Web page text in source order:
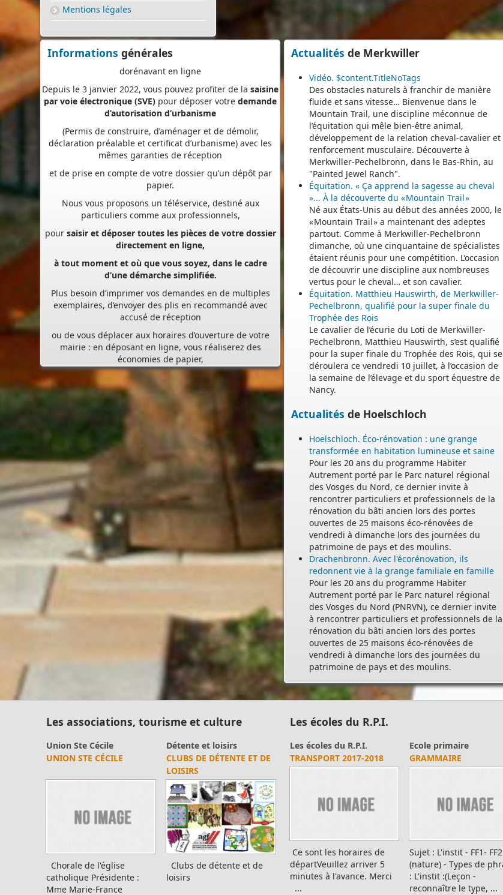
Mentions légales
Informations générales
PERMIS DE CONSTRUIRE- DECLARATION PREALABLE
Depuis le 3 janvier 2022, vous pouvez profiter de la
par voie électronique (SVE)pour déposer votre
d’autorisation d’urbanisme
(Permis de construire, d’aménager et de démolir,
déclaration préalable et certificat d’urbanisme) avec les
mêmes garanties de réception
et de prise en compte de votre dossier qu’un dépôt par
papier.
Nous vous proposons un téléservice, destiné aux
particuliers comme aux professionnels,
poursaisir et déposer toutes les pièces de votre dossier
directement en ligne,
à tout moment et où que vous soyez, dans le cadre
d’une démarche simplifiée.
Plus besoin d’imprimer vos demandes en de multiples
exemplaires, d’envoyer des plis en recommandé avec
accusé de réception
ou de vous déplacer aux horaires d’ouverture de votre
mairie : en déposant en ligne, vous réaliserez des
économies de papier,
de frais d’envoi et de temps. Vous pouvez également
suivre en ligne l’avancement du traitement de votre
demande,
accéder aux courriers de la mairie, etc. Une fois déposée,
votre demande sera instruite de façon dématérialisée
pour assurer plus de fluidité et de réactivité dans son
Les services de votre commune restent
vos interlocuteurs de proximité
pour vous guider avant le dépôt de votre dossier, mais
aussi pendant et après l’instruction de votre demande.
Pour accéder au téléservice et déposer votre demande,
rendez-vous à l’adresse suivante :
https://appli.atip67.fr/guichet-unique
Vous trouverez les listes des assistants maternels
et MAM par commune sur le site :
https://www.bas-
rhin.fr/carte-assistants-maternels-bas-rhin/
Il est mis à jour tous les vendredis.
https://monenfant.fr/
de la CAF présente les
disponibilités des assistants maternels.
- - - - - - - - - - - - - - - - - -
Permanence mairie
Le secrétariat est fermé le samedi matin.
Une permanence est assurée par le maire, sur rendez-
vous.
Actualités de Merkwiller
Vidéo. $content.TitleNoTags
Des obstacles naturels à franchir de manière
fluide et sans vitesse… Bienvenue dans le
Mountain Trail, une discipline méconnue de
l’équitation qui mêle bien-être animal,
développement de la relation cheval-cavalier et
renforcement musculaire. Découverte à
Merkwiller-Pechelbronn, dans le Bas-Rhin, au
"Painted Jewel Ranch".
Équitation. « Ça apprend la sagesse au cheval
»... À la découverte du « Mountain Trail »
Né aux États-Unis au début des années 2000, le
« Mountain Trail » a maintenant des adeptes
partout. Comme à Merkwiller-Pechelbronn
dimanche, où une cinquantaine de spécialistes
étaient réunis pour une compétition. L’occasion
de découvrir une discipline aux nombreuses
vertus pour le cheval… et son cavalier.
Équitation. Matthieu Hauswirth, de Merkwiller-
Pechelbronn, qualifié pour la super finale du
Trophée des Rois
Le cavalier de l’écurie du Loti de Merkwiller-
Pechelbronn, Matthieu Hauswirth, s’est qualifié
pour la super finale du Trophée des Rois, qui se
déroulera ce vendredi 10 juillet, à l’occasion de
la semaine de l’élevage et du sport équestre de
Nancy.
Actualités de Hoelschloch
Hoelschloch. Éco-rénovation : une grange
transformée en habitation lumineuse et saine
Pour les 20 ans du programme Habiter
Autrement porté par le Parc naturel régional
des Vosges du Nord, ce dernier invite à
rencontrer particuliers et professionnels de la
rénovation du bâti ancien lors des portes
ouvertes de 25 maisons éco-rénovées de
vendredi à dimanche lors des journées du
patrimoine de pays et des moulins.
Drachenbronn. Avec l'écorénovation, ils
redonnent vie à la grange familiale en famille
Pour les 20 ans du programme Habiter
Autrement porté par le Parc naturel régional
des Vosges du Nord (PNRVN), ce dernier invite
à rencontrer particuliers et professionnels de la
rénovation du bâti ancien lors des portes
ouvertes de 25 maisons éco-rénovées de
vendredi à dimanche lors des journées du
patrimoine de pays et des moulins.
Les associations, tourisme et culture
Bibliothèque
POINT-LECTURE
Point-lecture
Responsable : Mme
Brobeck Béatrice
Club Acti Family
APRÈS-MIDI FAMILIALE
DU 14 AVRIL 2018
Nous avons passé une
belle après midi
Les écoles du R.P.I.
Photos souvenirs
PHOTO N° 28
Merci d'avance de nous
communiquer toutes
erreurs ou précision sur
cette photo via not...
Photos souvenirs
PHOTO N° 44
Merci d'avance de nous
communiquer toutes
erreurs ou précision sur
cette photo via notre